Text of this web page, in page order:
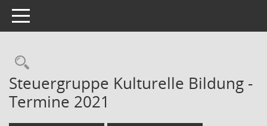
Toggle navigation
Rechercheauswahl
Steuergruppe Kulturelle Bildung -
Termine 2021